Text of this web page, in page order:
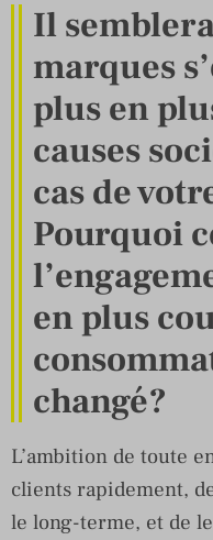
Il
marques
plus en
causes
cas de
Pourquoi
en plus
changé?
L’ambition de toute
clients rapidement,
le long-terme, et de